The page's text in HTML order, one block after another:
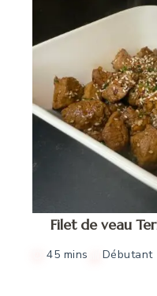
Filet de veau
45 mins Débutant